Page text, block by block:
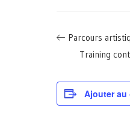
Parcours
Training
Ajouter au